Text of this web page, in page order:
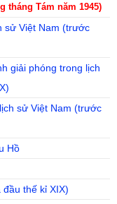
tháng Tám năm 1945)
sử Việt Nam (trước
giải phóng trong lịch
sử Việt Nam (trước
Hồ
thế kỉ XIX)